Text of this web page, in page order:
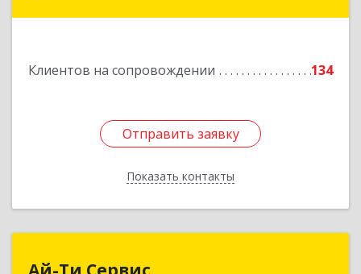
Клиентов на сопровождении 134
Отправить заявку
Показать контакты
Отправить заявку
Назад